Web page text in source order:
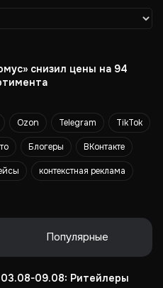
снизил цены на 94
Ozon Telegram TikTok
Блогеры ВКонтакте
контекстная реклама
Популярные
09.08: Ритейлеры